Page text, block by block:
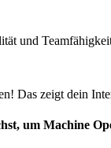
und
Das zeigt dein
um Machine